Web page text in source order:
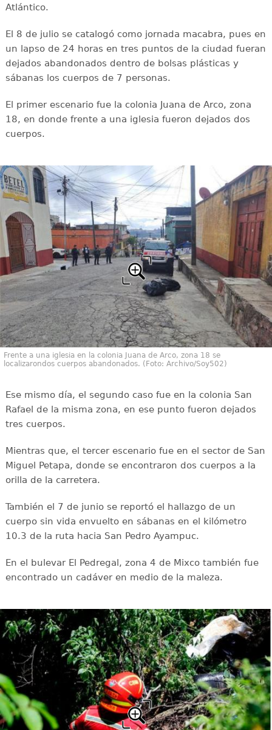
Atlántico.
El 8 de julio se catalogó como jornada macabra, pues en
un lapso de 24 horas en tres puntos de la ciudad fueran
dejados abandonados dentro de bolsas plásticas y
sábanas los cuerpos de 7 personas.
El primer escenario fue la colonia Juana de Arco, zona
18, en donde frente a una iglesia fueron dejados dos
cuerpos.
Frente a una iglesia en la colonia Juana de Arco, zona 18 se
localizarondos cuerpos abandonados. (Foto: Archivo/Soy502)
Ese mismo día, el segundo caso fue en la colonia San
Rafael de la misma zona, en ese punto fueron dejados
tres cuerpos.
Mientras que, el tercer escenario fue en el sector de San
Miguel Petapa, donde se encontraron dos cuerpos a la
orilla de la carretera.
También el 7 de junio se reportó el hallazgo de un
cuerpo sin vida envuelto en sábanas en el kilómetro
10.3 de la ruta hacia San Pedro Ayampuc.
En el bulevar El Pedregal, zona 4 de Mixco también fue
encontrado un cadáver en medio de la maleza.